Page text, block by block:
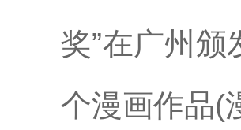
奖”在广州
个漫画作品(